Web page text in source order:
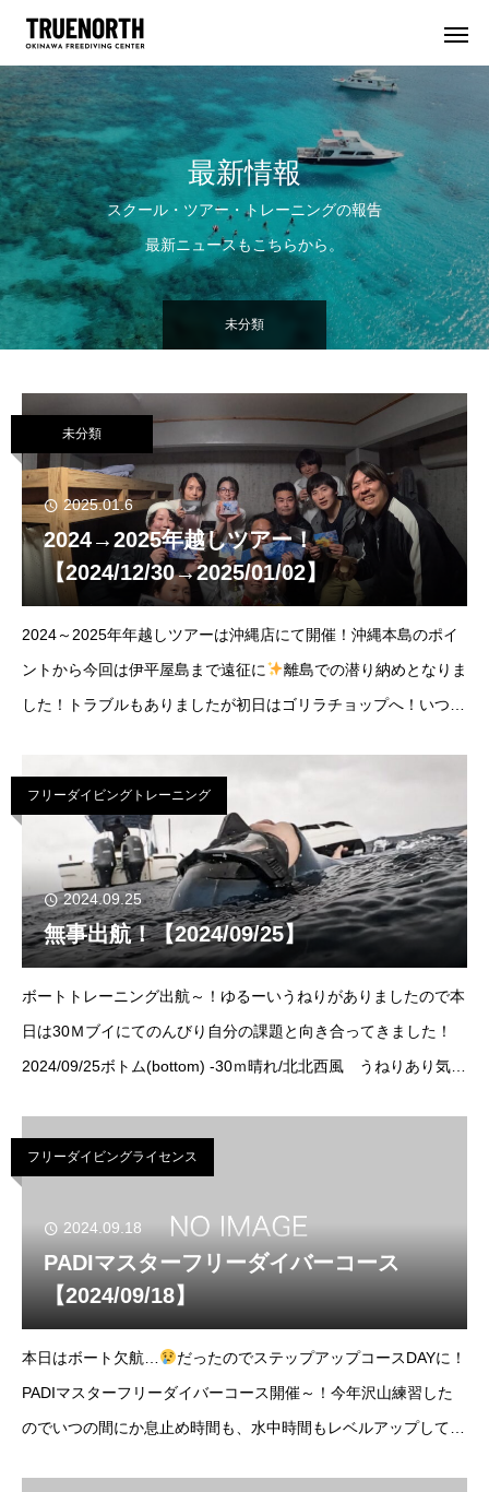
最新情報
スクール・ツアー・トレーニングの報告
最新ニュースもこちらから。
未分類
未分類
2025.01.6
2024→2025年越しツアー！
【2024/12/30→2025/01/02】
2024～2025年年越しツアーは沖縄店にて開催！沖縄本島のポイ
ントから今回は伊平屋島まで遠征に
離島での潜り納めとなりま
した！トラブルもありましたが初日はゴリラチョップへ！いつも
も恵まれてキラッキラ～！
フリーダイビングトレーニング
2024.09.25
無事出航！【2024/09/25】
ボートトレーニング出航～！ゆるーいうねりがありましたので本
日は30Ｍブイにてのんびり自分の課題と向き合ってきました！
2024/09/25ボトム(bottom) -30ｍ晴れ/北北西風 うねりあり気温
フリーダイビングライセンス
2024.09.18
PADIマスターフリーダイバーコース
【2024/09/18】
本日はボート欠航…
だったのでステップアップコースDAYに！
PADIマスターフリーダイバーコース開催～！今年沢山練習した
のでいつの間にか息止め時間も、水中時間もレベルアップしてい